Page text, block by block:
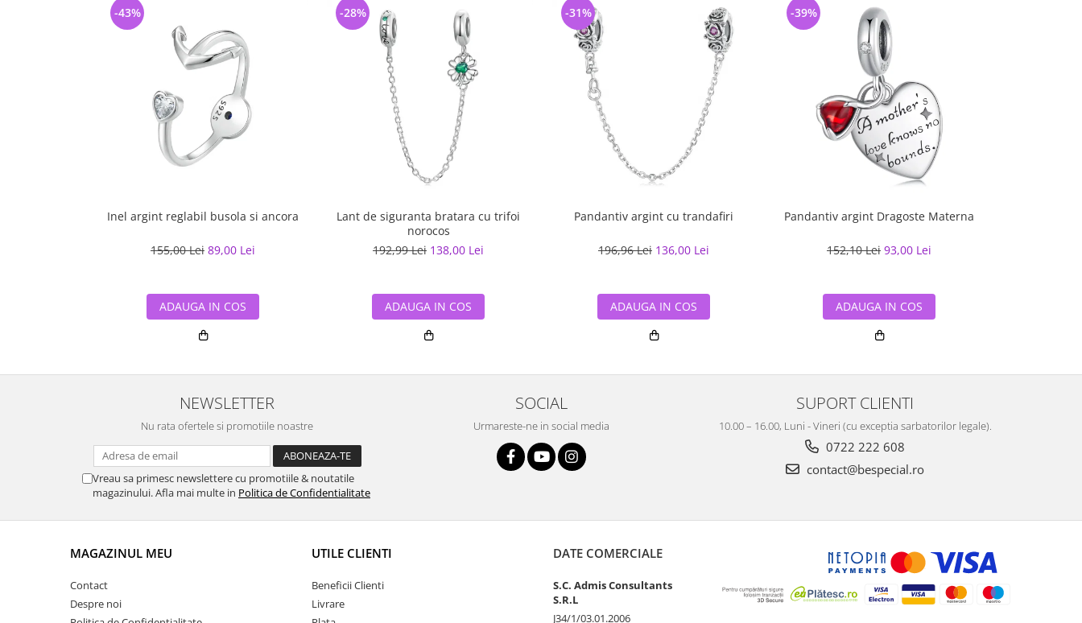
Inel argint reglabil busola si ancora
155,00 Lei 89,00 Lei
-43%
ADAUGA IN COS
Lant de siguranta bratara cu trifoi
norocos
192,99 Lei 138,00 Lei
-28%
ADAUGA IN COS
Pandantiv argint cu trandafiri
196,96 Lei 136,00 Lei
-31%
ADAUGA IN COS
Pandantiv argint Dragoste Materna
152,10 Lei 93,00 Lei
-39%
ADAUGA IN COS
NEWSLETTER
Nu rata ofertele si promotiile noastre
Vreau sa primesc newslettere cu promotiile & noutatile
magazinului. Afla mai multe in Politica de Confidentialitate
SOCIAL
Urmareste-ne in social media
SUPORT CLIENTI
10.00 – 16.00, Luni - Vineri (cu exceptia sarbatorilor legale).
0722 222 608
contact@bespecial.ro
MAGAZINUL MEU
Contact
Despre noi
UTILE CLIENTI
Beneficii Clienti
Livrare
DATE COMERCIALE
S.C. Admis Consultants
S.R.L
J34/1/03.01.2006